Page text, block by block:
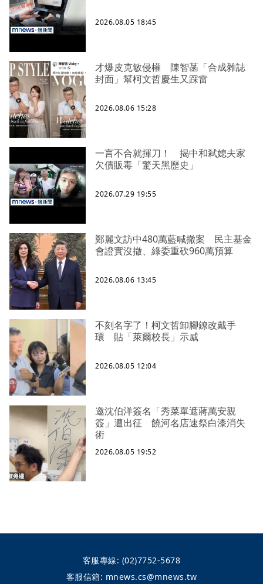
2026.08.05 18:45
才爆皮克敏侵權 陳智菡「合成雜誌
封面」幫柯文哲慶生又踩雷
2026.08.06 15:28
一言不合就揮刀！ 揭中和弒媳夫家
欠債販毒「驚天黑歷史」
2026.07.29 19:55
鄭麗文訪中480萬藍喊撤案 民主基金
會證實沒撤、綠委重砍960萬預算
2026.08.06 13:45
不刻名字了！柯文哲卸腳鐐改戴手
環 貼「萊爾校長」示威
2026.08.05 12:04
邀沈伯洋簽名「秀菜單遮蔣萬安親
簽」遭出征 饒河名店速祭白漆消失
術
2026.08.05 19:52
客服專線: (02)7752-5678
客服信箱: mnews.cs@mnews.tw